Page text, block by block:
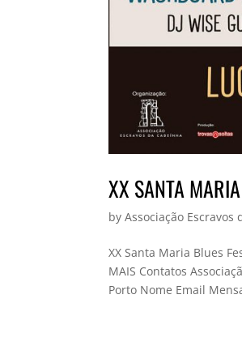
XX SANTA
byAssociação Escravos
XX Santa Maria Blues
MAIS Contatos
Porto Nome Email